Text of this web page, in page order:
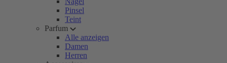
Pinsel
Teint
Parfum
Alle anzeigen
Damen
Herren